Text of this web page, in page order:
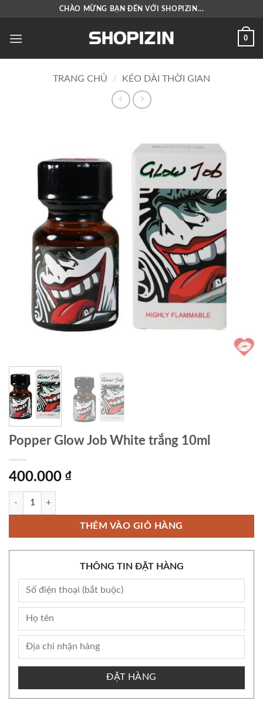
nội
CHÀO MỪNG BẠN ĐẾN VỚI SHOPIZIN...
0
TRANG CHỦ / KÉO DÀI THỜI GIAN
Popper Glow Job White trắng 10ml
400.000 ₫
Popper Glow Job White trắng 10ml số lượng
THÊM VÀO GIỎ HÀNG
THÔNG TIN ĐẶT HÀNG
ĐẶT HÀNG